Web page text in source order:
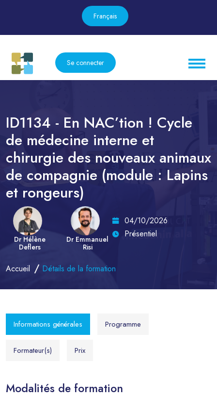
Français
Se connecter
ID1134 - En NAC’tion ! Cycle
de médecine interne et
chirurgie des nouveaux animaux
de compagnie (module : Lapins
et rongeurs)
Dr Hélène
Deflers
Dr Emmanuel
Risi
04/10/2026
Présentiel
Accueil Détails de la formation
Informations générales Programme
Formateur(s) Prix
Modalités de formation